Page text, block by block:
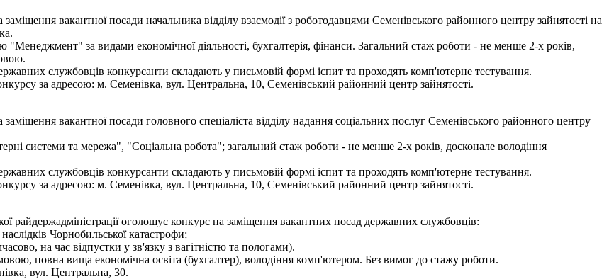
вакантної посади начальника відділу взаємодії з роботодавцями Семенівського районного центру зайнятості на
"Менеджмент" за видами економічної діяльності, бухгалтерія, фінанси. Загальний стаж роботи - не менше 2-х років,
службовців конкурсанти складають у письмовій формі іспит та проходять комп'ютерне тестування.
за адресою: м. Семенівка, вул. Центральна, 10, Семенівський районний центр зайнятості.
вакантної посади головного спеціаліста відділу надання соціальних послуг Семенівського районного центру
системи та мережа", "Соціальна робота"; загальний стаж роботи - не менше 2-х років, досконале володіння
службовців конкурсанти складають у письмовій формі іспит та проходять комп'ютерне тестування.
за адресою: м. Семенівка, вул. Центральна, 10, Семенівський районний центр зайнятості.
райдержадміністрації оголошує конкурс на заміщення вакантних посад державних службовців:
наслідків Чорнобильської катастрофи;
на час відпустки у зв'язку з вагітністю та пологами).
повна вища економічна освіта (бухгалтер), володіння комп'ютером. Без вимог до стажу роботи.
вул. Центральна, 30.